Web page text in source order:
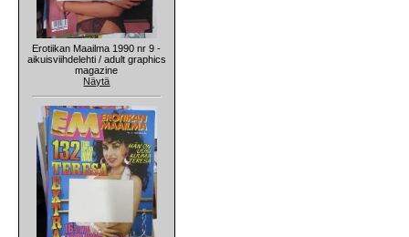
Erotiikan Maailma 1990 nr 9 -
aikuisviihdelehti / adult graphics
magazine
Näytä